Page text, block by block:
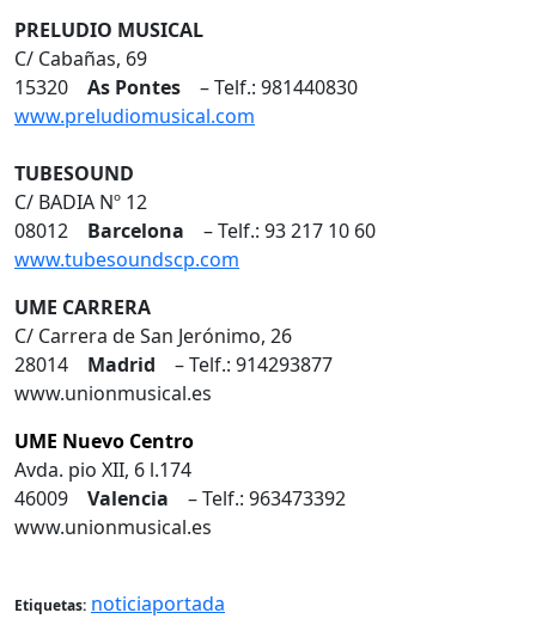
PRELUDIO MUSICAL
C/ Cabañas, 69
15320 As Pontes – Telf.: 981440830
www.preludiomusical.com
TUBESOUND
C/ BADIA Nº 12
08012 Barcelona – Telf.: 93 217 10 60
www.tubesoundscp.com
UME CARRERA
C/ Carrera de San Jerónimo, 26
28014 Madrid – Telf.: 914293877
www.unionmusical.es
UME Nuevo Centro
Avda. pio XII, 6 l.174
46009 Valencia – Telf.: 963473392
www.unionmusical.es
Etiquetas: noticiaportada